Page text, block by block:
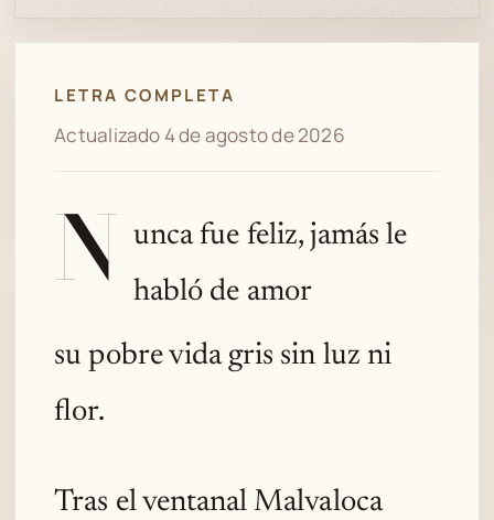
LETRA COMPLETA
Actualizado 4 de agosto de 2026
N unca fue feliz, jamás le
habló de amor
su pobre vida gris sin luz ni
flor.
Tras el ventanal Malvaloca